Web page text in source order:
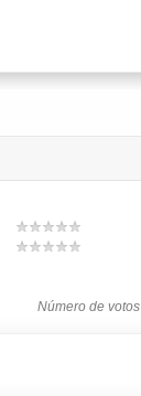
Número de votos